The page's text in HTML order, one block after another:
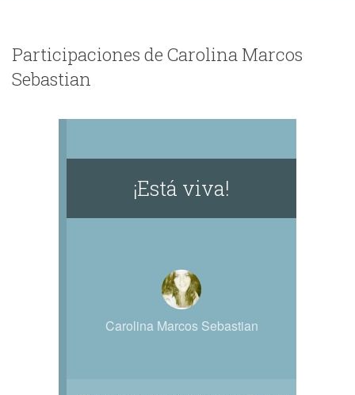
Participaciones de Carolina Marcos
Sebastian
¡​Está viva!
Carolina Marcos Sebastian